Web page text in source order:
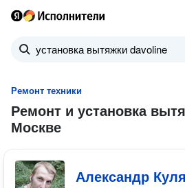
Ремонт техники
Ремонт и установка
Москве
Александр